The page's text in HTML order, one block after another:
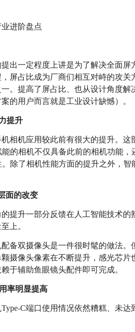
出一定程度上讲是为了解决全面屏
屏占比成为厂商们相互对峙的攻关
。提高了屏占比、也从设计角度
的用户而言就是工业设计缺憾）。
提升
机相机应用较此前有很大的提升。
的相机不仅具备此前的相机功能，
除了相机性能方面的提升之外，
面的改变
的提升一部分反馈在人工智能技术
上。
备双摄像头是一件很时髦的做法。
摄像头像素在不断提升，感光芯
于辅助鱼眼镜头配件即可完成。
率明显提高
C端口使用情况依然糟糕、未